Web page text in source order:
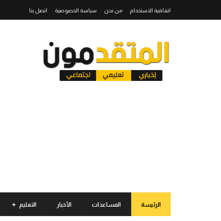
اتفاقية الاستخدام من نحن سياسة الخصوصية اتصل بنا
الرئيسة المساعدات الأخبار التعليم